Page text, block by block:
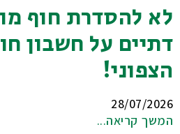
לא להסדרת חוף
דתיים על חשבון
הצפוני!
28/07/2026
המשך קריאה...